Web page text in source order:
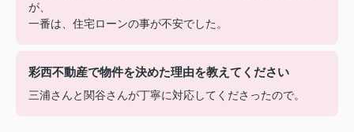
が、
一番は、住宅ローンの事が不安でした。
彩西不動産で物件を決めた理由を教えてください
三浦さんと関谷さんが丁寧に対応してくださったので。